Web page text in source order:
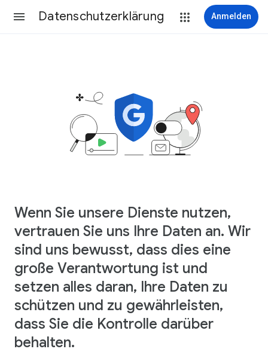
Datenschutzerklärung Anmelden
Wenn Sie unsere Dienste nutzen,
vertrauen Sie uns Ihre Daten an. Wir
sind uns bewusst, dass dies eine
große Verantwortung ist und
setzen alles daran, Ihre Daten zu
schützen und zu gewährleisten,
dass Sie die Kontrolle darüber
behalten.